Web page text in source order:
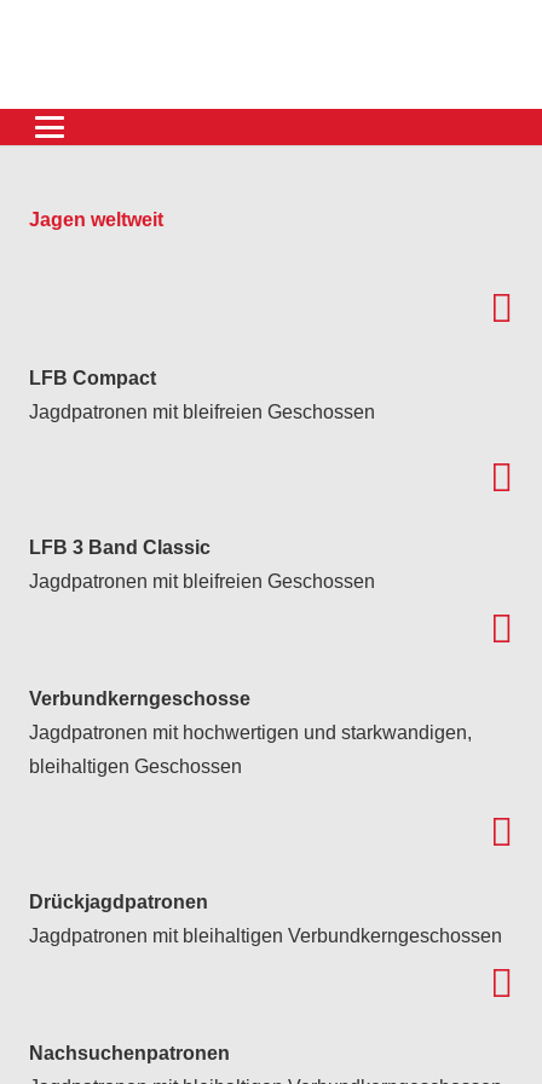
Jagen weltweit
LFB Compact
Jagdpatronen mit bleifreien Geschossen
LFB 3 Band Classic
Jagdpatronen mit bleifreien Geschossen
Verbundkerngeschosse
Jagdpatronen mit hochwertigen und starkwandigen,
bleihaltigen Geschossen
Drückjagdpatronen
Jagdpatronen mit bleihaltigen Verbundkerngeschossen
Nachsuchenpatronen